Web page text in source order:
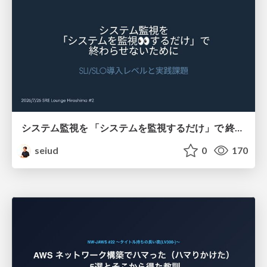
システム監視を 「システムを監視するだけ」で 終わらせないために
seiud
0 170